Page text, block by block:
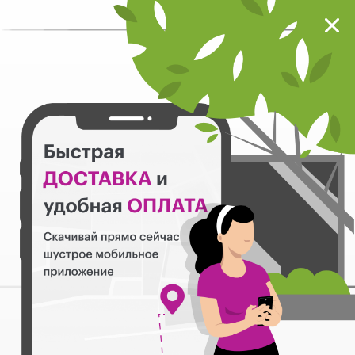
Назад
Шустрое мобильное приложение Загрузить